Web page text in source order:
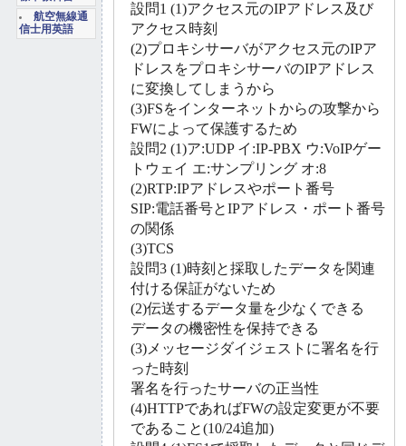
設問1 (1)アクセス元のIPアドレス及び
アクセス時刻
(2)プロキシサーバがアクセス元のIPア
ドレスをプロキシサーバのIPアドレス
に変換してしまうから
(3)FSをインターネットからの攻撃から
FWによって保護するため
設問2 (1)ア:UDP イ:IP-PBX ウ:VoIPゲー
トウェイ エ:サンプリング オ:8
(2)RTP:IPアドレスやポート番号
SIP:電話番号とIPアドレス・ポート番号
の関係
(3)TCS
設問3 (1)時刻と採取したデータを関連
付ける保証がないため
(2)伝送するデータ量を少なくできる
データの機密性を保持できる
(3)メッセージダイジェストに署名を行
った時刻
署名を行ったサーバの正当性
(4)HTTPであればFWの設定変更が不要
であること(10/24追加)
航空無線通
信士用英語